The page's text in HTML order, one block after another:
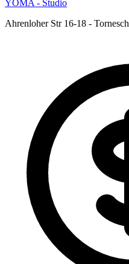
YOMA - Studio
Ahrenloher Str 16-18 - Tornesch